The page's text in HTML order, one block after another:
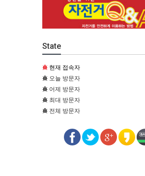
State
현재 접속자
오늘 방문자
어제 방문자
최대 방문자
전체 방문자